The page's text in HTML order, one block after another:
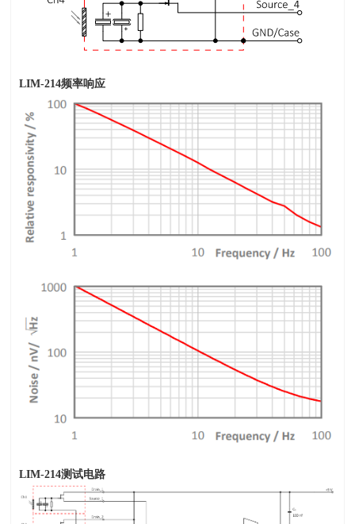
LIM-214频率响应
LIM-214测试电路